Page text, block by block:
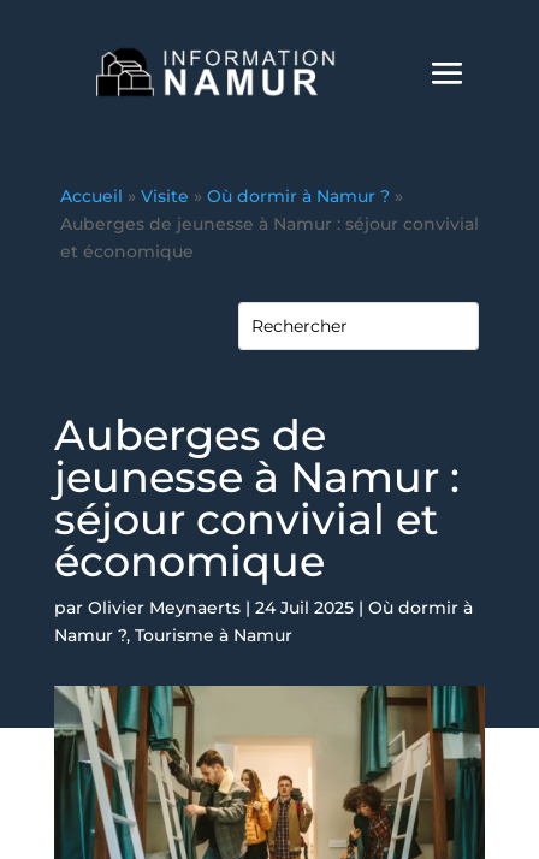
Accueil » Visite » Où dormir à Namur ? »
Auberges de jeunesse à Namur : séjour convivial
et économique
Auberges de
jeunesse à Namur :
séjour convivial et
économique
par Olivier Meynaerts| 24 Juil 2025| Où dormir à
Namur ?, Tourisme à Namur